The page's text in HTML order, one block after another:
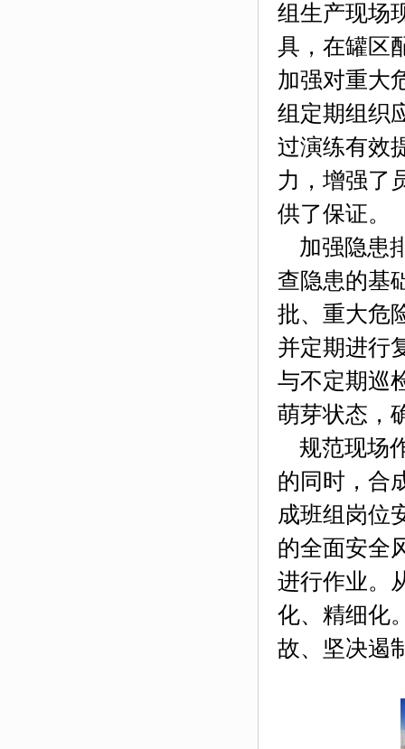
组生产现场
具，在罐区
加强对重大
组定期组织
过演练有效
力，增强了
供了保证。
加强隐患
查隐患的基
批、重大危
并定期进行
与不定期巡
萌芽状态，
规范现场
的同时，合
成班组岗位
的全面安全
进行作业。
化、精细化
故、坚决遏